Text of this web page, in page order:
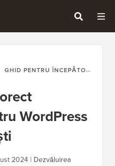
GHID PENTRU ÎNCEPĂTORI
WordPress
2024 | Dezvăluirea